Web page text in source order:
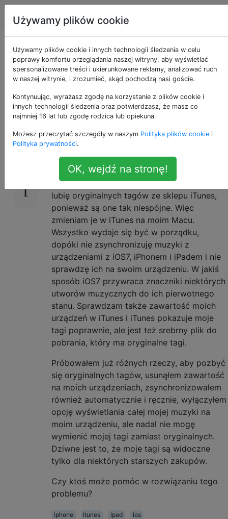
Apple Tagi
iOS7 Korzystanie z
własnych tagów dla
zakupionej muzyki
0
Zdecydowałem się opublikować, ponieważ
zakupionej muzyki inaczej niż iOS6.
Mój problem polega na tym, że często nie
lubię oryginalnych tagów ze sklepu iTunes,
ponieważ są one tak niespójne. Więc
zmieniam je w iTunes na moim Macu.
Wszystko wydaje się być w porządku,
dopóki nie zsynchronizuję muzyki z
urządzeniami z iOS7, iPhonem i iPadem i nie
sprawdzę ich na swoim urządzeniu. W jakiś
sposób iOS7 przywraca znaczniki niektórych
utworów muzycznych do ich pierwotnego
stanu. Sprawdzam także zawartość moich
urządzeń w iTunes i iTunes pokazuje moje
tagi poprawnie, ale jest też srebrny plik do
pobrania, który ma oryginalne tagi.
Próbowałem już różnych rzeczy, aby pozbyć
się oryginalnych tagów, usunąłem zawartość
na moich urządzeniach, zsynchronizowałem
również automatycznie i ręcznie, wyłączyłem
opcję wyświetlania całej mojej muzyki na
moim urządzeniu, ale nadal nie mogę
wymienić mojej tagi zamiast oryginalnych.
Dziwne jest to, że moje tagi są widoczne
tylko dla niektórych starszych zakupów.
Czy ktoś może pomóc w rozwiązaniu tego
problemu?
iphone itunes ipad
ios
Używamy plików cookie
Używamy plików cookie i innych technologii śledzenia w celu
poprawy komfortu przeglądania naszej witryny, aby wyświetlać
spersonalizowane treści i ukierunkowane reklamy, analizować ruch
w naszej witrynie, i zrozumieć, skąd pochodzą nasi goście.
Kontynuując, wyrażasz zgodę na korzystanie z plików cookie i
innych technologii śledzenia oraz potwierdzasz, że masz co
najmniej 16 lat lub zgodę rodzica lub opiekuna.
Możesz przeczytać szczegóły w naszym Polityka plików cookie i
Polityka prywatności.
OK, wejdź na stronę!